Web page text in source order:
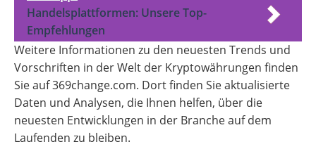
Handelsplattformen: Unsere Top-
Empfehlungen
Weitere Informationen zu den neuesten Trends und
Vorschriften in der Welt der Kryptowährungen finden
Sie auf 369change.com. Dort finden Sie aktualisierte
Daten und Analysen, die Ihnen helfen, über die
neuesten Entwicklungen in der Branche auf dem
Laufenden zu bleiben.